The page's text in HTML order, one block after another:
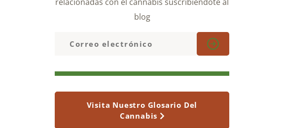
blog
Visita Nuestro Glosario Del
Cannabis